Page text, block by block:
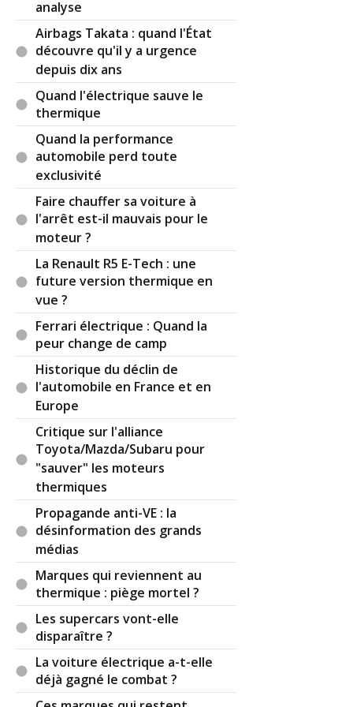
À Lyon en revanche c'est satisfaisant : Depuis
longtemps des parkings relais accessibles en
métro, et payable avec un simple ticket de métro
composté.
Même chose à Grenoble, encore qu'ils ont le chic
pour prendre les gens pour des gamins
irresponsables avec 110¤ d'amende pour défaut
de ticket.
Voilà, des idées pêle-mêle, mais dans l'ensemble
c'est un domaine trop sérieux (et onéreux !) pour
laisser des gens incompétents prendre les
mauvaises décisions.
Sinon on se retrouvera alors sur des modèles de
villes à l'américaine : Pas de centre-ville historique,
mais tous les secteurs d'activité censés être
"artisan - centre-ville compatible (bistrots
boulangeries...)" seront "industriel - périphérie" (le
succès des bars V & B, Marie Blachère...).
Absolument tout se fera en voiture et loin de la
ville par commodité, et on en arrivera au résultat
inverse.
Il y a12réaction(s) sur ce commentaire :
ParFab i trois TOP CONTRIBUTEUR
02-06 20:09:34) : Bonjour,
Restreindre les pouvoirs de police du maire pour
sa ville ???, en fait depuis la révolution il en est de
façon légale et quasi institutionnelle le 1er
officier de police. Dans les faits il peut avoir une
police municipale sous ses ordres et une police
nationale indirectement sous ordre. Il faut donc
des faits ou des événements qui par leurs
analyse
Airbags Takata : quand l'État
découvre qu'il y a urgence
depuis dix ans
Quand l'électrique sauve le
thermique
Quand la performance
automobile perd toute
exclusivité
Faire chauffer sa voiture à
l'arrêt est-il mauvais pour le
moteur ?
La Renault R5 E-Tech : une
future version thermique en
vue ?
Ferrari électrique : Quand la
peur change de camp
Historique du déclin de
l'automobile en France et en
Europe
Critique sur l'alliance
Toyota/Mazda/Subaru pour
"sauver" les moteurs
thermiques
Propagande anti-VE : la
désinformation des grands
médias
Marques qui reviennent au
thermique : piège mortel ?
Les supercars vont-elle
disparaître ?
La voiture électrique a-t-elle
déjà gagné le combat ?